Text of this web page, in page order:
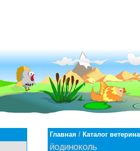
Главная / Каталог
ЙОДИНОКОЛЬ